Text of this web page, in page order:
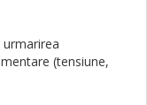
(tensiune,